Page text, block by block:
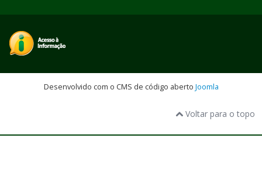
Desenvolvido com o CMS de código aberto Joomla
Voltar para o topo